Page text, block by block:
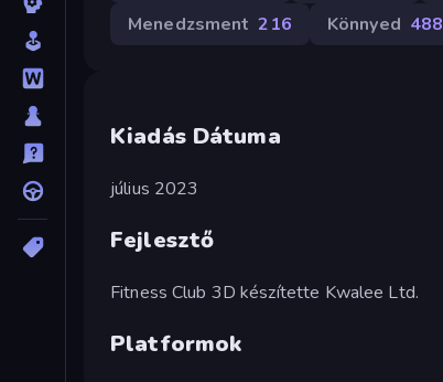
Menedzsment 216 Könnyed 488
Kiadás Dátuma
július 2023
Fejlesztő
Fitness Club 3D készítette Kwalee Ltd.
Platformok